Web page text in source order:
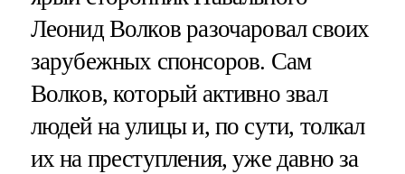
Леонид Волков разочаровал своих
зарубежных спонсоров. Сам
Волков, который активно звал
людей на улицы и, по сути, толкал
их на преступления, уже давно за